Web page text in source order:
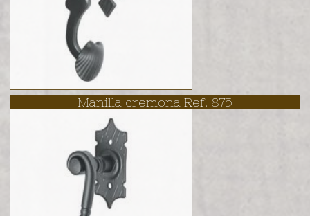
Manilla cremona Ref. 875